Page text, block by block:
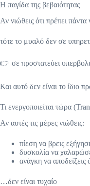
Η παγίδα της βεβαιότητας
Αν νιώθεις ότι πρέπει
τότε το μυαλό δεν σε
👉 σε προστατεύει
Και αυτό δεν είναι το ίδιο
Τι ενεργοποιείται τώρα
Αν αυτές τις μέρες νιώθεις:
πίεση να βρεις
δυσκολία να
ανάγκη να αποδείξεις
…δεν είναι τυχαίο